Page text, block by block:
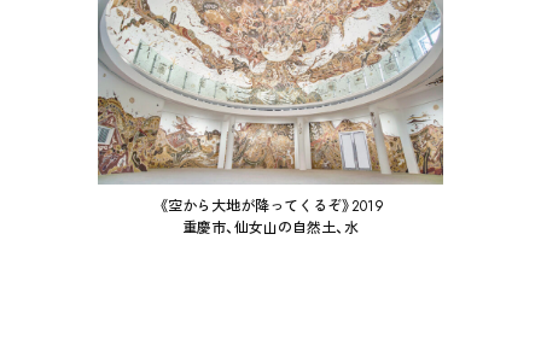
《空から大地が降ってくるぞ》2019
重慶市、仙女山の自然土、水